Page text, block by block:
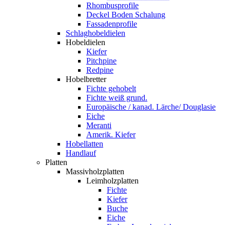
Rhombusprofile
Deckel Boden Schalung
Fassadenprofile
Schlaghobeldielen
Hobeldielen
Kiefer
Pitchpine
Redpine
Hobelbretter
Fichte gehobelt
Fichte weiß grund.
Europäische / kanad. Lärche/ Douglasie
Eiche
Meranti
Amerik. Kiefer
Hobellatten
Handlauf
Platten
Massivholzplatten
Leimholzplatten
Fichte
Kiefer
Buche
Eiche